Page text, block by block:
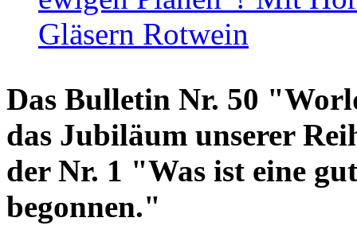
Gläsern Rotwein
Das Bulletin Nr. 50
das Jubiläum unserer
der Nr. 1 "Was ist eine
begonnen."